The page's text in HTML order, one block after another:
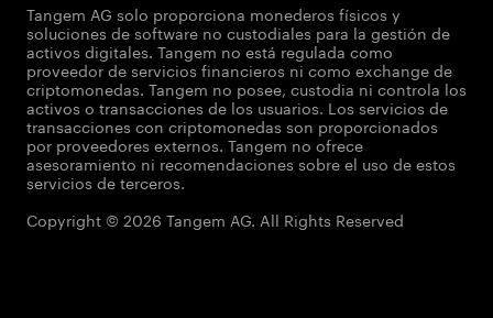
Tangem AG solo proporciona monederos físicos y
soluciones de software no custodiales para la gestión de
activos digitales. Tangem no está regulada como
proveedor de servicios financieros ni como exchange de
criptomonedas. Tangem no posee, custodia ni controla los
activos o transacciones de los usuarios. Los servicios de
transacciones con criptomonedas son proporcionados
por proveedores externos. Tangem no ofrece
asesoramiento ni recomendaciones sobre el uso de estos
servicios de terceros.